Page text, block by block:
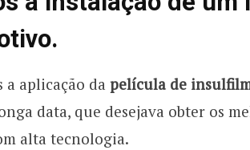
a aplicação da película de
data, que desejava obter os
alta tecnologia.